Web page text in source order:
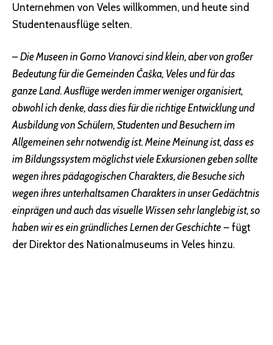
Unternehmen von Veles willkommen, und heute sind
Studentenausflüge selten.
– Die Museen in Gorno Vranovci sind klein, aber von großer
Bedeutung für die Gemeinden Čaška, Veles und für das
ganze Land. Ausflüge werden immer weniger organisiert,
obwohl ich denke, dass dies für die richtige Entwicklung und
Ausbildung von Schülern, Studenten und Besuchern im
Allgemeinen sehr notwendig ist. Meine Meinung ist, dass es
im Bildungssystem möglichst viele Exkursionen geben sollte
wegen ihres pädagogischen Charakters, die Besuche sich
wegen ihres unterhaltsamen Charakters in unser Gedächtnis
einprägen und auch das visuelle Wissen sehr langlebig ist, so
haben wir es ein gründliches Lernen der Geschichte – fügt
der Direktor des Nationalmuseums in Veles hinzu.